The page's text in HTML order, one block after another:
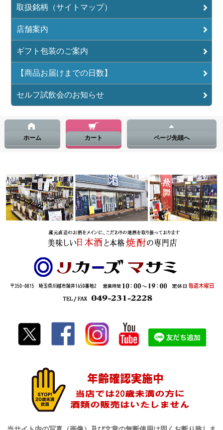
取扱銘柄（サイトマップ）
店舗案内
ギフト包装のご案内
【商品お届けまでの日数】
セルフ試飲会のお知らせ
ホーム カート ページ先頭へ